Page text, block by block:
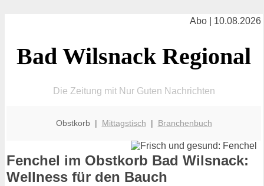
Abo | 10.08.2026
Bad Wilsnack Regional
Die Zeitung mit Nur Guten Nachrichten
Obstkorb | Mittagstisch | Branchenbuch
Fenchel im Obstkorb Bad Wilsnack:
Wellness für den Bauch